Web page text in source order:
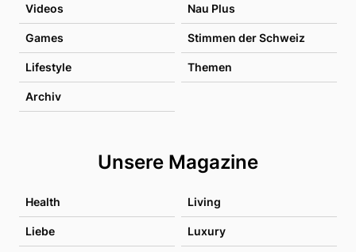
Videos Nau Plus
Games Stimmen der Schweiz
Lifestyle Themen
Archiv
Unsere Magazine
Health Living
Liebe Luxury